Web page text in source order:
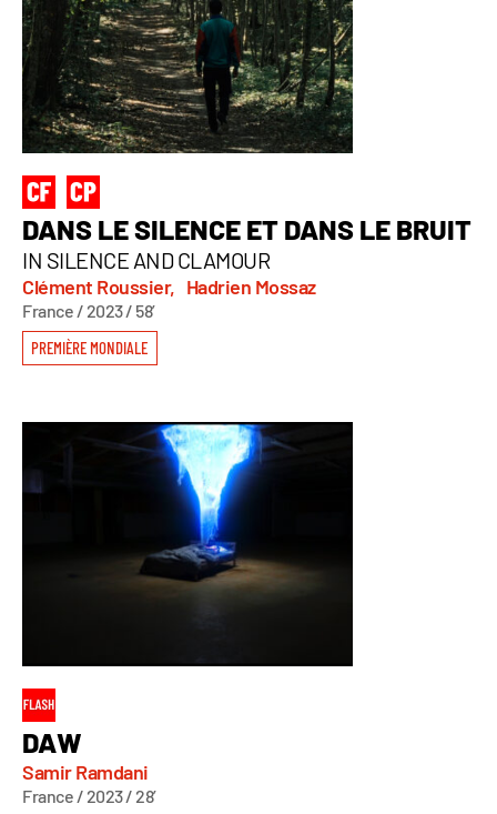
DANS LE SILENCE ET DANS LE BRUIT
IN SILENCE AND CLAMOUR
Clément Roussier, Hadrien Mossaz
France / 2023 / 58’
PREMIÈRE MONDIALE
DAW
Samir Ramdani
France / 2023 / 28’